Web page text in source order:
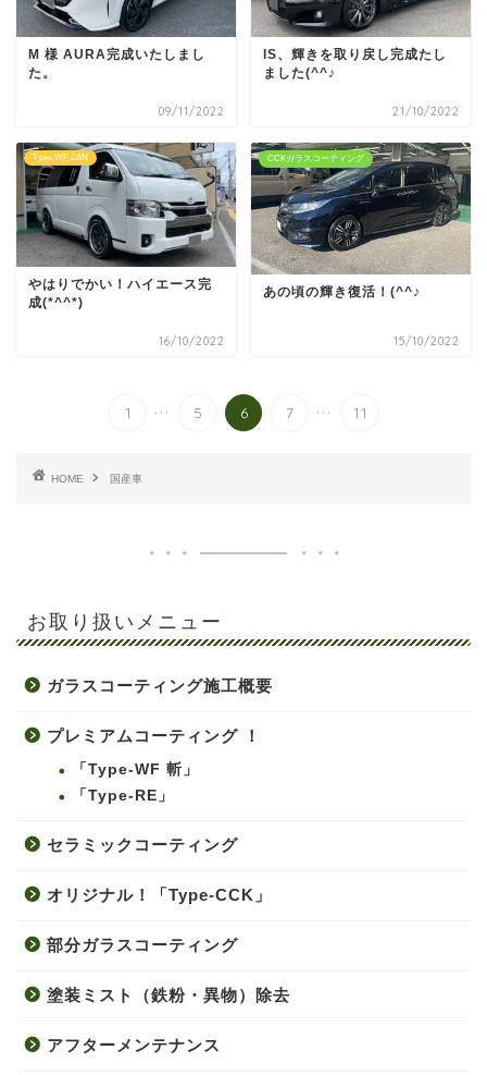
M 様 AURA完成いたしまし
た。
09/11/2022
IS、輝きを取り戻し完成たし
ました(^^♪
21/10/2022
Type-WF ZAN
やはりでかい！ハイエース完
成(*^^*)
16/10/2022
CCKガラスコーティング
あの頃の輝き復活！(^^♪
15/10/2022
1 ... 5 6 7 ... 11
HOME 国産車
お取り扱いメニュー
ガラスコーティング施工概要
プレミアムコーティング ！
「Type-WF 斬」
「Type-RE」
セラミックコーティング
オリジナル！「Type-CCK」
部分ガラスコーティング
塗装ミスト（鉄粉・異物）除去
アフターメンテナンス